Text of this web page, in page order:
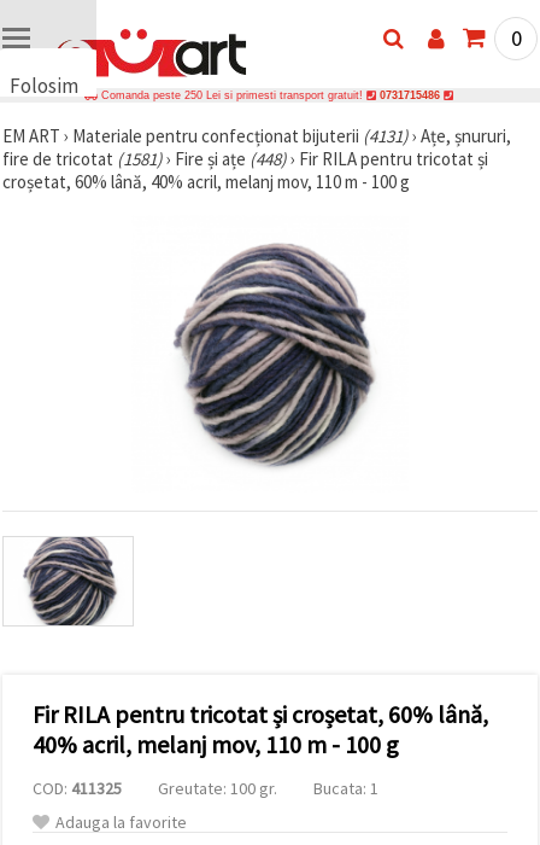
Folosim
uri
🍪 Folosim
cookie-uri
afișa
conținut și
reclame
mai
relevante,
analiză și
acord să
utilizați
toate
cookie -
0
Comanda peste 250 Lei si primesti transport gratuit! 0731715486
EM ART › Materiale pentru confecționat bijuterii (4131)› Ațe, șnururi,
fire de tricotat (1581)› Fire și ațe (448)› Fir RILA pentru tricotat și
croșetat, 60% lână, 40% acril, melanj mov, 110 m - 100 g
Fir RILA pentru tricotat și croșetat, 60% lână,
40% acril, melanj mov, 110 m - 100 g
COD: 411325 Greutate: 100 gr.
Bucata: 1
Adauga la favorite